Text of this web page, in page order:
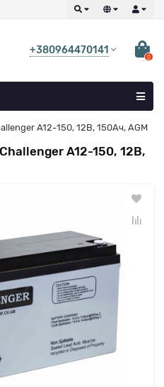
+380964470141
0
A12-150, 12В, 150Ач, AGM
A12-150, 12В,